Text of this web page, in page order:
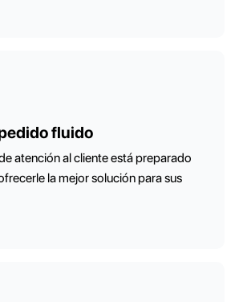
fluido
atención al cliente está preparado
la mejor solución para sus